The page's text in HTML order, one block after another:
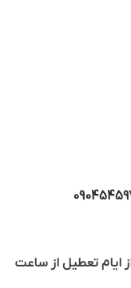
ایام تعطیل از ساعت